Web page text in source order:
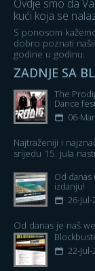
Ovdje smo da
kući koja se
S ponosom
dobro poznati
godine u godinu.
ZADNJE SA
The
Dance
06-
Najtraženiji i
srijedu 15. jula
Od
izdanju!
26-
Od danas je naš
22-